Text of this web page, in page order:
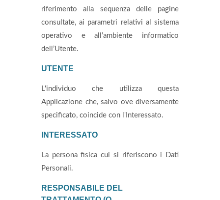
riferimento alla sequenza delle pagine
consultate, ai parametri relativi al sistema
operativo e all’ambiente informatico
dell’Utente.
UTENTE
L'individuo che utilizza questa
Applicazione che, salvo ove diversamente
specificato, coincide con l'Interessato.
INTERESSATO
La persona fisica cui si riferiscono i Dati
Personali.
RESPONSABILE DEL